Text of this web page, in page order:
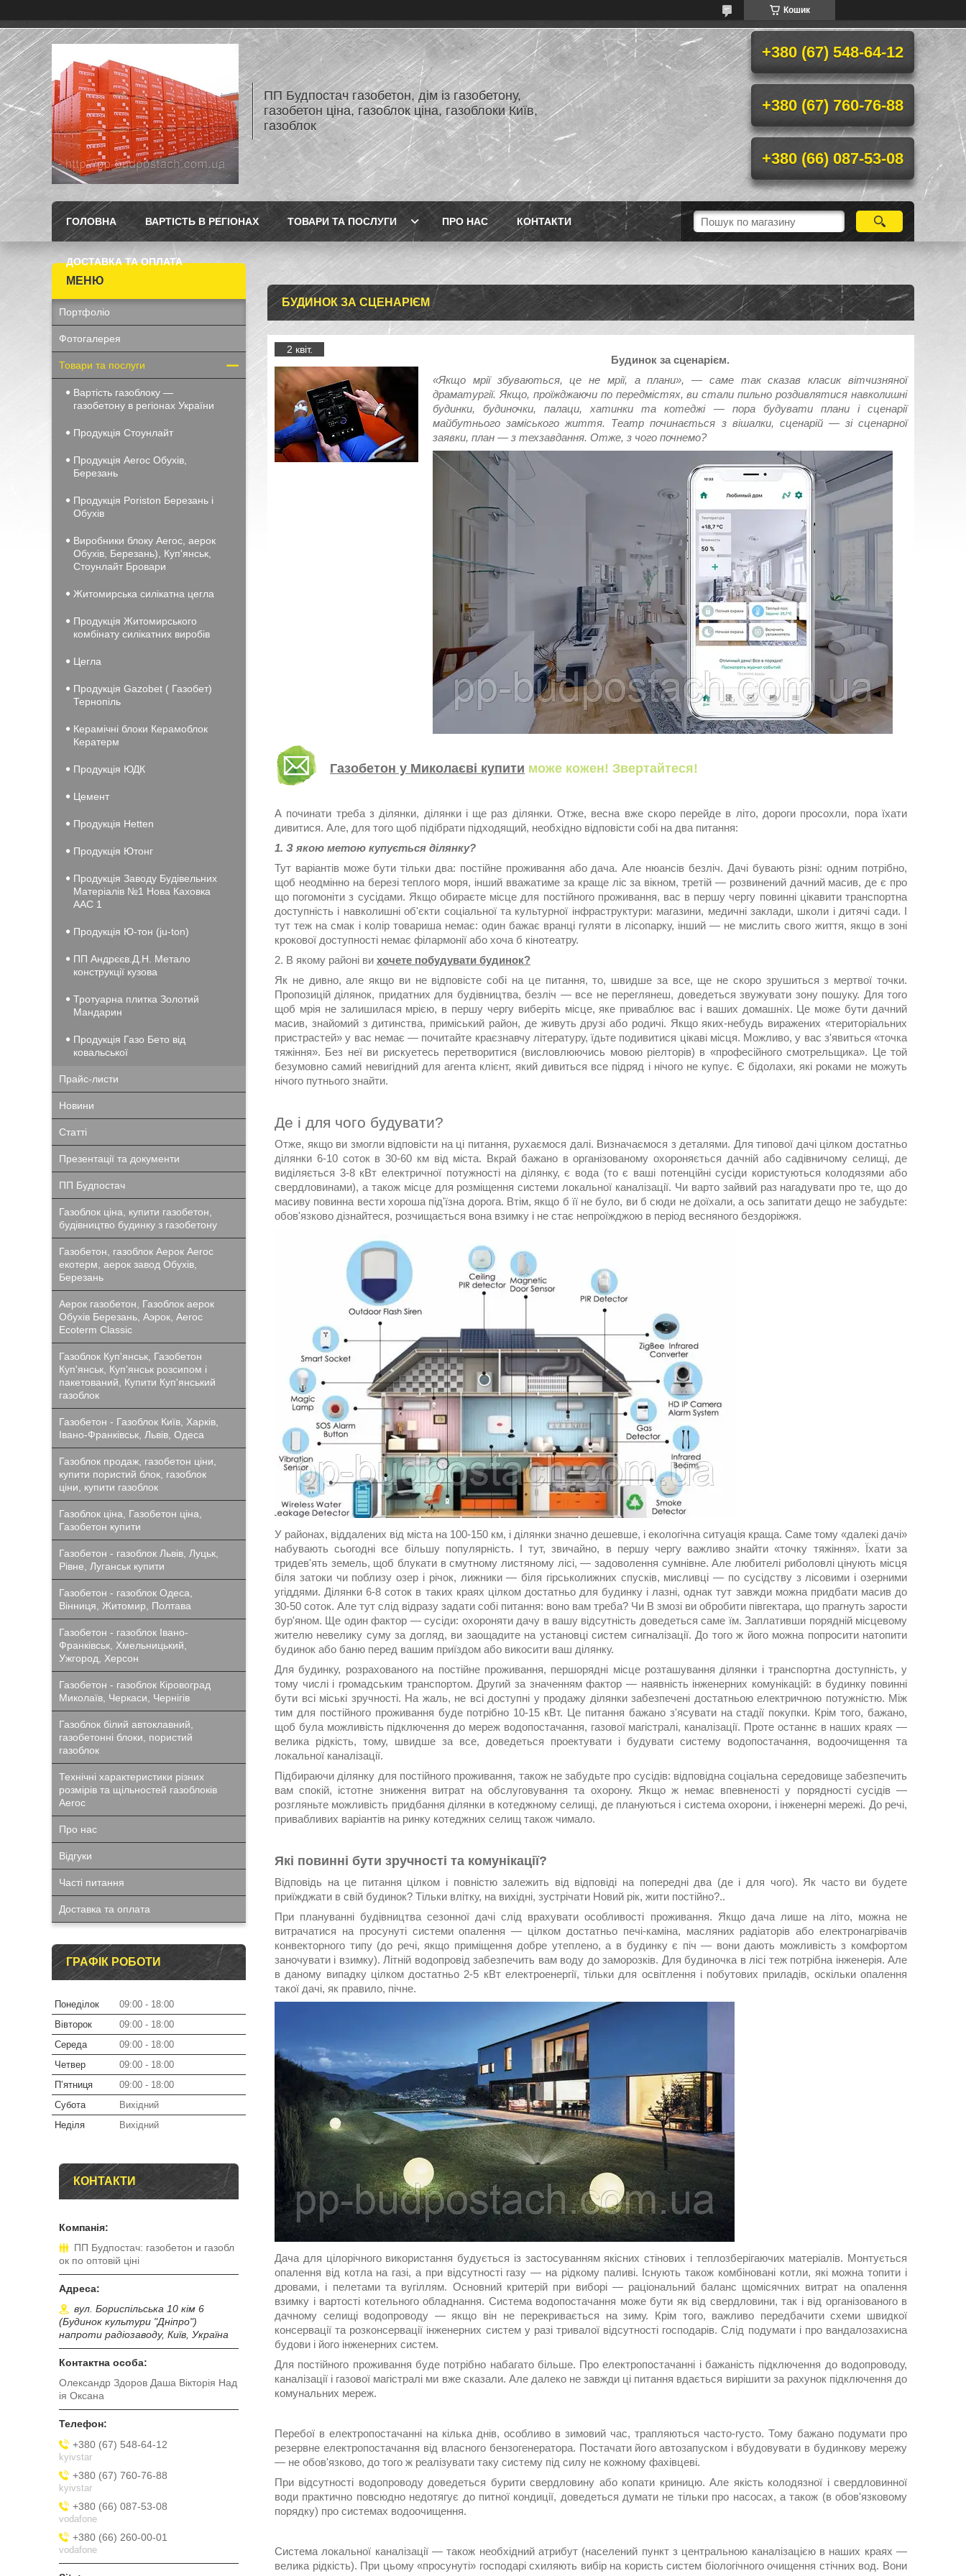
Кошик
ПП Будпостач газобетон, дім із газобетону,
газобетон ціна, газоблок ціна, газоблоки Київ,
газоблок
+380 (67) 548-64-12
+380 (67) 760-76-88
+380 (66) 087-53-08
ГОЛОВНА ВАРТІСТЬ В РЕГІОНАХ ТОВАРИ ТА ПОСЛУГИ ПРО НАС КОНТАКТИ
ДОСТАВКА ТА ОПЛАТА
БУДИНОК ЗА СЦЕНАРІЄМ
2 квіт.
Будинок за сценарієм.
«Якщо мрії збуваються, це не мрії, а плани», — саме так сказав класик вітчизняної
драматургії. Якщо, проїжджаючи по передмістях, ви стали пильно роздивлятися навколишні
будинки, будиночки, палаци, хатинки та котеджі — пора будувати плани і сценарії
майбутнього заміського життя. Театр починається з вішалки, сценарій — зі сценарної
заявки, план — з техзавдання. Отже, з чого почнемо?
Газобетон у Миколаєві купити може кожен! Звертайтеся!
А починати треба з ділянки, ділянки і ще раз ділянки. Отже, весна вже скоро перейде в літо, дороги просохли, пора їхати
дивитися. Але, для того щоб підібрати підходящий, необхідно відповісти собі на два питання:
1. З якою метою купується ділянку?
Тут варіантів може бути тільки два: постійне проживання або дача. Але нюансів безліч. Дачі бувають різні: одним потрібно,
щоб неодмінно на березі теплого моря, інший вважатиме за краще ліс за вікном, третій — розвинений дачний масив, де є про
що погомоніти з сусідами. Якщо обираєте місце для постійного проживання, вас в першу чергу повинні цікавити транспортна
доступність і навколишні об'єкти соціальної та культурної інфраструктури: магазини, медичні заклади, школи і дитячі сади. І
тут теж на смак і колір товариша немає: один бажає вранці гуляти в лісопарку, інший — не мислить свого життя, якщо в зоні
крокової доступності немає філармонії або хоча б кінотеатру.
2. В якому районі ви хочете побудувати будинок?
Як не дивно, але якщо ви не відповісте собі на це питання, то, швидше за все, ще не скоро зрушиться з мертвої точки.
Пропозицій ділянок, придатних для будівництва, безліч — все не переглянеш, доведеться звужувати зону пошуку. Для того
щоб мрія не залишилася мрією, в першу чергу виберіть місце, яке приваблює вас і ваших домашніх. Це може бути дачний
масив, знайомий з дитинства, приміський район, де живуть друзі або родичі. Якщо яких-небудь виражених «територіальних
пристрастей» у вас немає — почитайте краєзнавчу літературу, їдьте подивитися цікаві місця. Можливо, у вас з'явиться «точка
тяжіння». Без неї ви рискуетесь перетворитися (висловлюючись мовою ріелторів) в «професійного смотрельщика». Це той
безумовно самий невигідний для агента клієнт, який дивиться все підряд і нічого не купує. Є бідолахи, які роками не можуть
нічого путнього знайти.
Де і для чого будувати?
Отже, якщо ви змогли відповісти на ці питання, рухаємося далі. Визначаємося з деталями. Для типової дачі цілком достатньо
ділянки 6-10 соток в 30-60 км від міста. Вкрай бажано в організованому охороняється дачній або садівничому селищі, де
виділяється 3-8 кВт електричної потужності на ділянку, є вода (то є ваші потенційні сусіди користуються колодязями або
свердловинами), а також місце для розміщення системи локальної каналізації. Чи варто зайвий раз нагадувати про те, що до
масиву повинна вести хороша під'їзна дорога. Втім, якщо б її не було, ви б сюди не доїхали, а ось запитати дещо не забудьте:
обов'язково дізнайтеся, розчищається вона взимку і не стає непроїжджою в період весняного бездоріжжя.
У районах, віддалених від міста на 100-150 км, і ділянки значно дешевше, і екологічна ситуація краща. Саме тому «далекі дачі»
набувають сьогодні все більшу популярність. І тут, звичайно, в першу чергу важливо знайти «точку тяжіння». Їхати за
тридев'ять земель, щоб блукати в смутному листяному лісі, — задоволення сумнівне. Але любителі риболовлі цінують місця
біля затоки чи поблизу озер і річок, лижники — біля гірськолижних спусків, мисливці — по сусідству з лісовими і озерними
угіддями. Ділянки 6-8 соток в таких краях цілком достатньо для будинку і лазні, однак тут завжди можна придбати масив до
30-50 соток. Але тут слід відразу задати собі питання: воно вам треба? Чи В змозі ви обробити півгектара, що прагнуть зарости
бур'яном. Ще один фактор — сусіди: охороняти дачу в вашу відсутність доведеться саме їм. Заплативши порядній місцевому
жителю невелику суму за догляд, ви заощадите на установці систем сигналізації. До того ж його можна попросити натопити
будинок або баню перед вашим приїздом або викосити ваш ділянку.
Для будинку, розрахованого на постійне проживання, першорядні місце розташування ділянки і транспортна доступність, у
тому числі і громадським транспортом. Другий за значенням фактор — наявність інженерних комунікацій: в будинку повинні
бути всі міські зручності. На жаль, не всі доступні у продажу ділянки забезпечені достатньою електричною потужністю. Між
тим для постійного проживання буде потрібно 10-15 кВт. Це питання бажано з'ясувати на стадії покупки. Крім того, бажано,
щоб була можливість підключення до мереж водопостачання, газової магістралі, каналізації. Проте останнє в наших краях —
велика рідкість, тому, швидше за все, доведеться проектувати і будувати систему водопостачання, водоочищення та
локальної каналізації.
Підбираючи ділянку для постійного проживання, також не забудьте про сусідів: відповідна соціальна середовище забезпечить
вам спокій, істотне зниження витрат на обслуговування та охорону. Якщо ж немає впевненості у порядності сусідів —
розгляньте можливість придбання ділянки в котеджному селищі, де плануються і система охорони, і інженерні мережі. До речі,
привабливих варіантів на ринку котеджних селищ також чимало.
Які повинні бути зручності та комунікації?
Відповідь на це питання цілком і повністю залежить від відповіді на попередні два (де і для чого). Як часто ви будете
приїжджати в свій будинок? Тільки влітку, на вихідні, зустрічати Новий рік, жити постійно?..
При плануванні будівництва сезонної дачі слід врахувати особливості проживання. Якщо дача лише на літо, можна не
витрачатися на просунуті системи опалення — цілком достатньо печі-каміна, масляних радіаторів або електронагрівачів
конвекторного типу (до речі, якщо приміщення добре утеплено, а в будинку є піч — вони дають можливість з комфортом
заночувати і взимку). Літній водопровід забезпечить вам воду до заморозків. Для будиночка в лісі теж потрібна інженерія. Але
в даному випадку цілком достатньо 2-5 кВт електроенергії, тільки для освітлення і побутових приладів, оскільки опалення
такої дачі, як правило, пічне.
Дача для цілорічного використання будується із застосуванням якісних стінових і теплозберігаючих матеріалів. Монтується
опалення від котла на газі, а при відсутності газу — на рідкому паливі. Існують також комбіновані котли, які можна топити і
дровами, і пелетами та вугіллям. Основний критерій при виборі — раціональний баланс щомісячних витрат на опалення
взимку і вартості котельного обладнання. Система водопостачання може бути як від свердловини, так і від організованого в
дачному селищі водопроводу — якщо він не перекривається на зиму. Крім того, важливо передбачити схеми швидкої
консервації та розконсервації інженерних систем у разі тривалої відсутності господарів. Слід подумати і про вандалозахисна
будови і його інженерних систем.
Для постійного проживання буде потрібно набагато більше. Про електропостачанні і бажаність підключення до водопроводу,
каналізації і газової магістралі ми вже сказали. Але далеко не завжди ці питання вдається вирішити за рахунок підключення до
комунальних мереж.
Перебої в електропостачанні на кілька днів, особливо в зимовий час, трапляються часто-густо. Тому бажано подумати про
резервне електропостачання від власного бензогенератора. Постачати його автозапуском і вбудовувати в будинкову мережу
— не обов'язково, до того ж реалізувати таку систему під силу не кожному фахівцеві.
При відсутності водопроводу доведеться бурити свердловину або копати криницю. Але якість колодязної і свердловинної
води практично повсюдно недотягує до питної кондиції, доведеться думати не тільки про насосах, а також (в обов'язковому
порядку) про системах водоочищення.
Система локальної каналізації — також необхідний атрибут (населений пункт з центральною каналізацією в наших краях —
велика рідкість). При цьому «просунуті» господарі схиляють вибір на користь систем біологічного очищення стічних вод. Вони
Портфоліо
Фотогалерея
Товари та послуги
Вартість газоблоку —
газобетону в регіонах України
Продукція Стоунлайт
Продукція Aeroc Обухів,
Березань
Продукція Poriston Березань і
Обухів
Виробники блоку Aeroc, аерок
Обухів, Березань), Куп'янськ,
Стоунлайт Бровари
Житомирська силікатна цегла
Продукція Житомирського
комбінату силікатних виробів
Цегла
Продукція Gazobet ( Газобет)
Тернопіль
Керамічні блоки Керамоблок
Кератерм
Продукція ЮДК
Цемент
Продукція Hеtten
Продукція Ютонг
Продукція Заводу Будівельних
Матеріалів №1 Нова Каховка
ААС 1
Продукція Ю-тон (ju-ton)
ПП Андрєєв.Д.Н. Метало
конструкції кузова
Тротуарна плитка Золотий
Мандарин
Продукція Газо Бето від
ковальської
Прайс-листи
Новини
Статті
Презентації та документи
ПП Будпостач
Газоблок ціна, купити газобетон,
будівництво будинку з газобетону
Газобетон, газоблок Аерок Aeroc
екотерм, аерок завод Обухів,
Березань
Аерок газобетон, Газоблок аерок
Обухів Березань, Аэрок, Aeroc
Ecoterm Classic
Газоблок Куп'янськ, Газобетон
Куп'янськ, Куп'янськ розсипом і
пакетований, Купити Куп'янський
газоблок
Газобетон - Газоблок Київ, Харків,
Івано-Франківськ, Львів, Одеса
Газоблок продаж, газобетон ціни,
купити пористий блок, газоблок
ціни, купити газоблок
Газоблок ціна, Газобетон ціна,
Газобетон купити
Газобетон - газоблок Львів, Луцьк,
Рівне, Луганськ купити
Газобетон - газоблок Одеса,
Вінниця, Житомир, Полтава
Газобетон - газоблок Івано-
Франківськ, Хмельницький,
Ужгород, Херсон
Газобетон - газоблок Кіровоград
Миколаїв, Черкаси, Чернігів
Газоблок білий автоклавний,
газобетонні блоки, пористий
газоблок
Технічні характеристики різних
розмірів та щільностей газоблоків
Aeroc
Про нас
Відгуки
Часті питання
Доставка та оплата
ГРАФІК РОБОТИ
Понеділок 09:00
18:00
Вівторок
09:00
18:00
Середа
09:00
18:00
Четвер
09:00
18:00
Пʼятниця
09:00
18:00
Субота
Вихідний
Неділя
Вихідний
КОНТАКТИ
ПП Будпостач: газобетон и газобл
ок по оптовій ціні
вул. Бориспільська 10 кім 6
(Будинок культури "Дніпро")
напроти радіозаводу, Київ, Україна
Олександр Здоров Даша Вікторія Над
ія Оксана
+380 (67) 548-64-12
kyivstar
+380 (67) 760-76-88
kyivstar
+380 (66) 087-53-08
vodafone
+380 (66) 260-00-01
vodafone